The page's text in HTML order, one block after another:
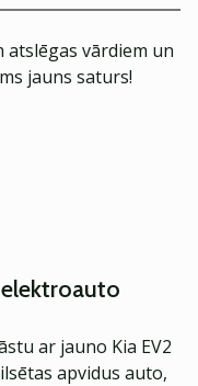
atslēgas vārdiem un
jauns saturs!
elektroauto
ar jauno Kia EV2
apvidus auto,